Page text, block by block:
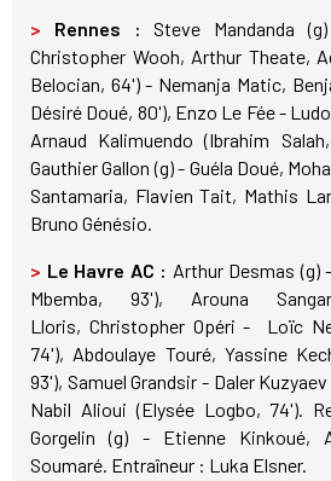
> Rennes : Steve Mandanda
Christopher Wooh, Arthur Theate,
Belocian, 64') - Nemanja Matic,
Désiré Doué, 80'), Enzo Le Fée -
Arnaud Kalimuendo (Ibrahim
Gauthier Gallon (g) - Guéla Doué,
Santamaria, Flavien Tait, Mathis
Bruno Génésio.
> Le Havre AC : Arthur Desmas (g)
Mbemba, 93'), Arouna
Lloris, Christopher Opéri - Loïc
74'), Abdoulaye Touré, Yassine
93'), Samuel Grandsir - Daler
Nabil Alioui (Elysée Logbo, 74').
Gorgelin (g) - Etienne Kinkoué,
Soumaré. Entraîneur : Luka Elsner.